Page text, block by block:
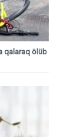
qalaraq ölüb